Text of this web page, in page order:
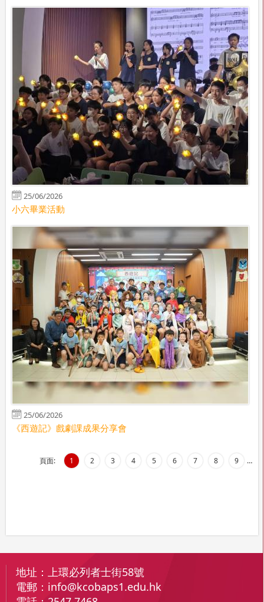
25/06/2026
小六畢業活動
25/06/2026
《西遊記》戲劇課成果分享會
頁面: 1 2 3 4 5 6 7 8 9 …
地址：上環必列者士街58號
電郵： info@kcobaps1.edu.hk